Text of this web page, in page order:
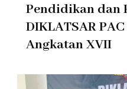
Pendidikan dan
DIKLATSAR
Angkatan XVII